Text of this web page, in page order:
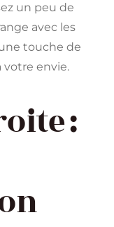
un peu de
avec les
touche de
votre envie.
: